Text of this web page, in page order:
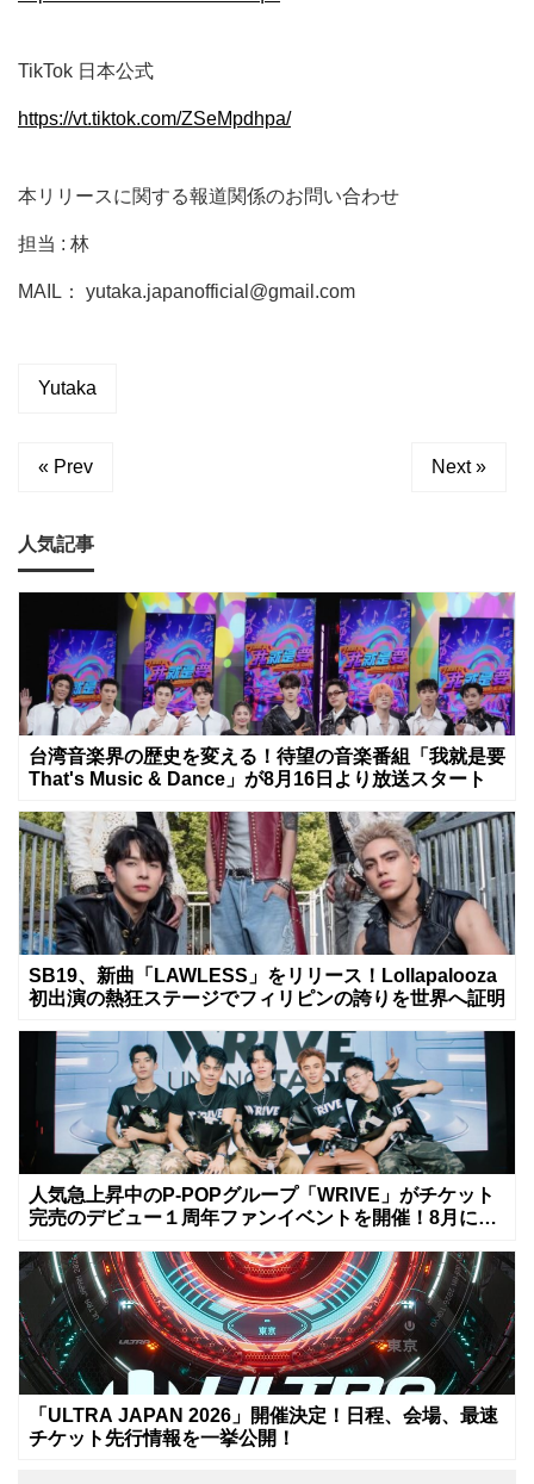
TikTok 日本公式
https://vt.tiktok.com/ZSeMpdhpa/
本リリースに関する報道関係のお問い合わせ
担当 : 林
MAIL： yutaka.japanofficial@gmail.com
Yutaka
« Prev Next »
人気記事
台湾音楽界の歴史を変える！待望の音楽番組「我就是要
That's Music & Dance」が8月16日より放送スタート
SB19、新曲「LAWLESS」をリリース！Lollapalooza
初出演の熱狂ステージでフィリピンの誇りを世界へ証明
人気急上昇中のP-POPグループ「WRIVE」がチケット
完売のデビュー１周年ファンイベントを開催！8月に新
「ULTRA JAPAN 2026」開催決定！日程、会場、最速
チケット先行情報を一挙公開！